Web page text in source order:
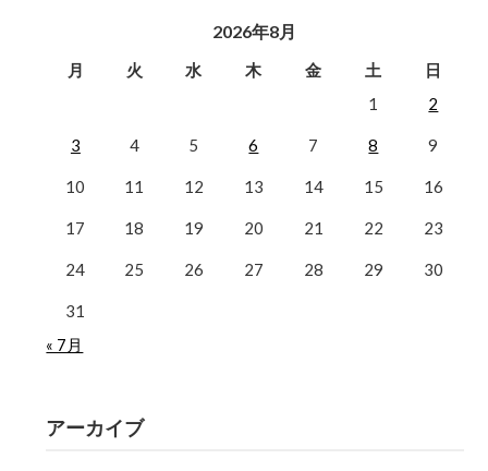
2026年8月
月 火 水 木 金 土
日
1
2
3 4 5 6 7 8 9
10 11 12 13 14 15 16
17 18 19 20 21 22 23
24 25 26 27 28 29 30
31
« 7月
アーカイブ